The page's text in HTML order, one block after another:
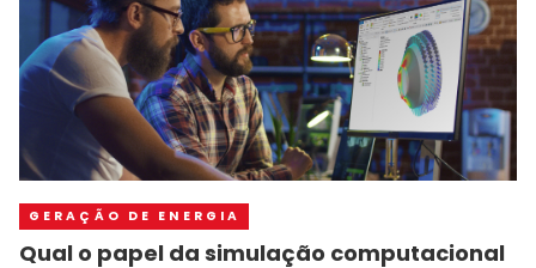
GERAÇÃO DE ENERGIA
Qual o papel da simulação computacional